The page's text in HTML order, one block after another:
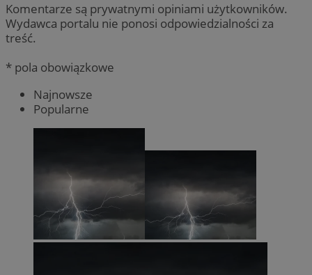
Komentarze są prywatnymi opiniami użytkowników.
Wydawca portalu nie ponosi odpowiedzialności za
treść.
* pola obowiązkowe
Najnowsze
Popularne